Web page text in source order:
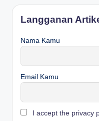
Langganan
Nama Kamu
Email Kamu
I accept the privacy